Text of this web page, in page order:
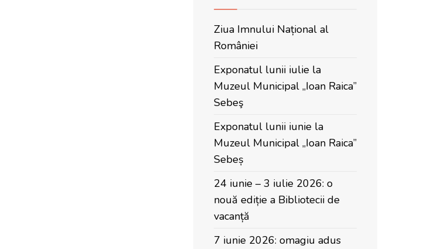
Ziua Imnului Național al
României
Exponatul lunii iulie la
Muzeul Municipal „Ioan Raica”
Sebeş
Exponatul lunii iunie la
Muzeul Municipal „Ioan Raica”
Sebeș
24 iunie – 3 iulie 2026: o
nouă ediție a Bibliotecii de
vacanță
7 iunie 2026: omagiu adus